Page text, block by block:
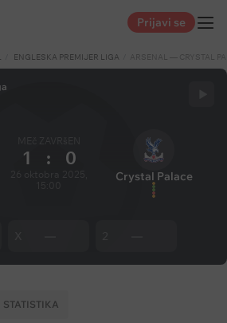
Prijavi se
ENGLESKA PREMIJER LIGA ARSENAL — CRYSTAL
MEč ZAVRšEN
1 : 0
Crystal Palace
STATISTIKA